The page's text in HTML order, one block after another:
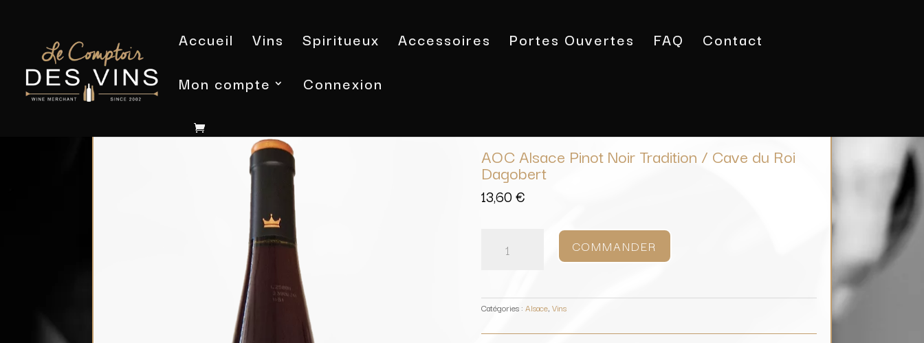
Accueil Vins Spiritueux Accessoires Portes Ouvertes FAQ
Contact
Mon compte
Connexion
AOC Alsace Pinot Noir Tradition / Cave du Roi
Dagobert
13,60€
AOC
Tradition
/
du
COMMANDER
Catégories :Alsace,Vins